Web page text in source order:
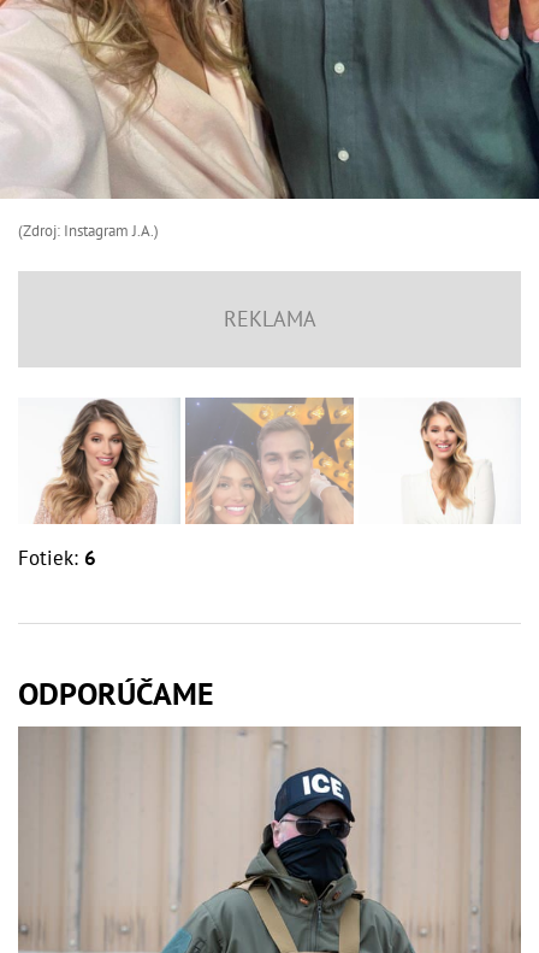
(Zdroj: Instagram J.A.)
Fotiek: 6
ODPORÚČAME